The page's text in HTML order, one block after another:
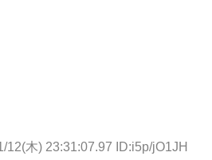
12(木) 23:31:07.97 ID:i5p/jO1JH